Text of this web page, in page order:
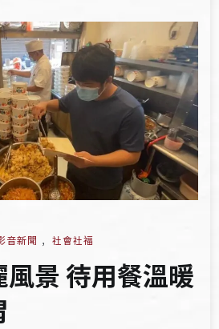
音新聞 , 社會社福
景 待用餐溫暖